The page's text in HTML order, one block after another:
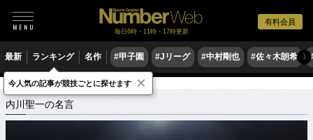
有料会員
毎日6時・11時・17時更新
最新 ランキング 名作 #甲子園 #Jリーグ #中村剛也 #佐々木朗希 〉
スポーツ名言集 ウ 内川聖一の名言
内川聖一の名言
今人気の記事が競技ごとに探せます ×